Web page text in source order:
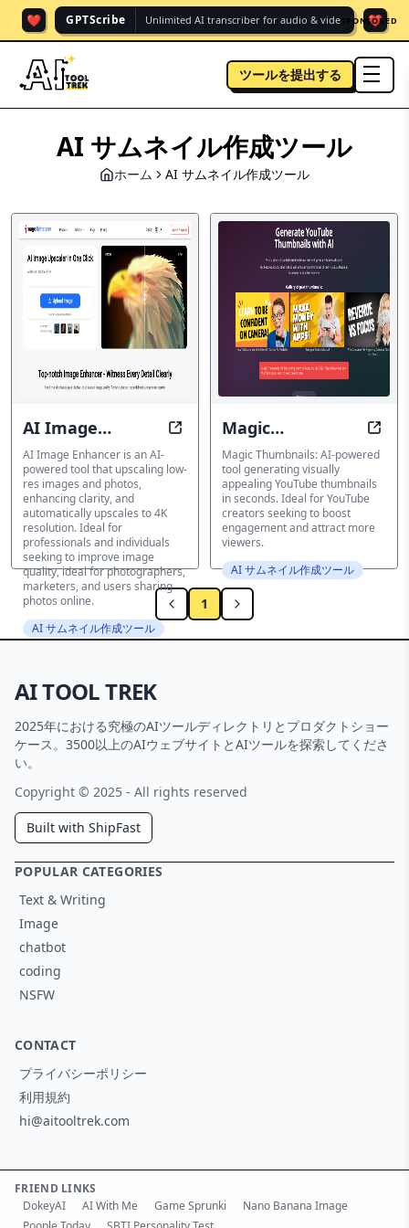
❤️ GPTScribe Unlimited AI transcriber for audio & vide. ❤️
SPONSORED
ツールを提出する
AI サムネイル作成ツール
ホーム AI サムネイル作成ツール
AI Image
Enhancer
Revive Any Photo with Stunning
AI Image Enhancer is an AI-
powered tool that upscaling low-
res images and photos,
enhancing clarity, and
automatically upscales to 4K
resolution. Ideal for
professionals and individuals
seeking to improve image
quality, ideal for photographers,
marketers, and users sharing
photos online.
AI サムネイル作成ツール
Magic
Thumbnails
Eye-
Magic Thumbnails: AI-powered
tool generating visually
appealing YouTube thumbnails
in seconds. Ideal for YouTube
creators seeking to boost
engagement and attract more
viewers.
AI サムネイル作成ツール
1
AI TOOL TREK
2025年における究極のAIツールディレクトリとプロダクトショー
ケース。3500以上のAIウェブサイトとAIツールを探索してくださ
い。
Copyright © 2025 - All rights reserved
Built with ShipFast
POPULAR CATEGORIES
Text & Writing
Image
chatbot
coding
NSFW
CONTACT
プライバシーポリシー
利用規約
hi@aitooltrek.com
FRIEND LINKS
DokeyAI
AI With Me Game Sprunki
Nano Banana Image